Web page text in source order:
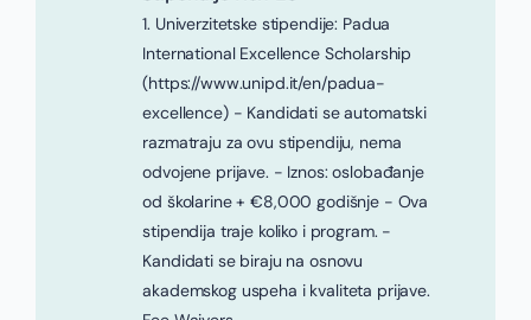
1. Univerzitetske stipendije: Padua
International Excellence Scholarship
(https://www.unipd.it/en/padua-
excellence) - Kandidati se automatski
razmatraju za ovu stipendiju, nema
odvojene prijave. - Iznos: oslobađanje
od školarine + €8,000 godišnje - Ova
stipendija traje koliko i program. -
Kandidati se biraju na osnovu
akademskog uspeha i kvaliteta prijave.